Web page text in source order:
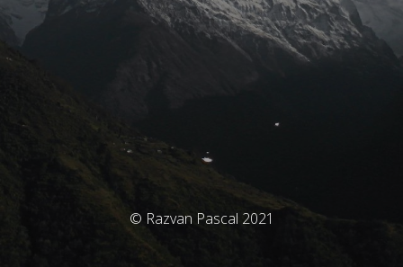
© Razvan Pascal 2021